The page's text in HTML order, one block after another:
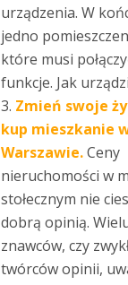
urządzenia. W
jedno
które musi
funkcje. Jak
Zmień swoje
kup mieszkanie
Warszawie.Ceny
nieruchomości w
stołecznym nie
dobrą opinią.
znawców, czy
twórców opinii,